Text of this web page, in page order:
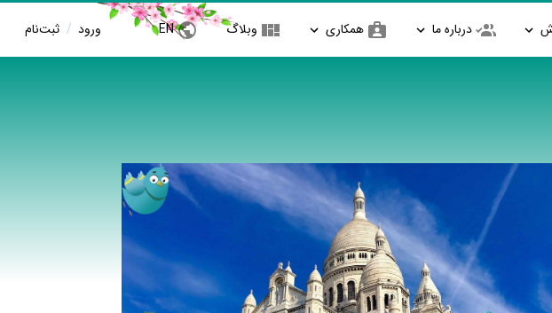
درباره ما همکاری وبلاگ EN ورود / ثبت‌نام